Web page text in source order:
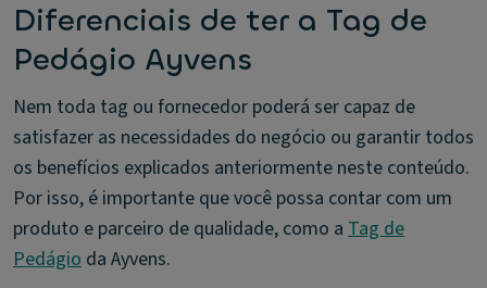
Diferenciais de ter a Tag de
Pedágio Ayvens
Nem toda tag ou fornecedor poderá ser capaz de
satisfazer as necessidades do negócio ou garantir todos
os benefícios explicados anteriormente neste conteúdo.
Por isso, é importante que você possa contar com um
produto e parceiro de qualidade, como a Tag de
Pedágio da Ayvens.